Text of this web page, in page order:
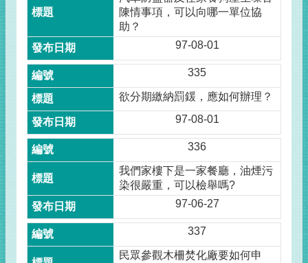
陳情事項，可以向哪一單位協
助？
97-08-01
335
欲分期繳納罰鍰，應如何辦理？
97-08-01
336
我們家樓下是一家餐廳，油煙污
染很嚴重，可以檢舉嗎?
97-06-27
337
民眾參觀木柵焚化廠要如何申